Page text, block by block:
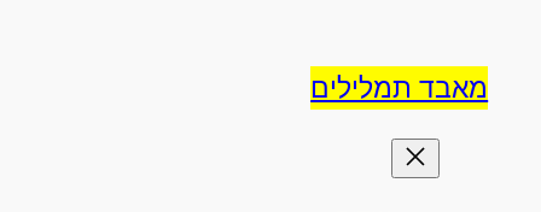
מאבד תמלילים